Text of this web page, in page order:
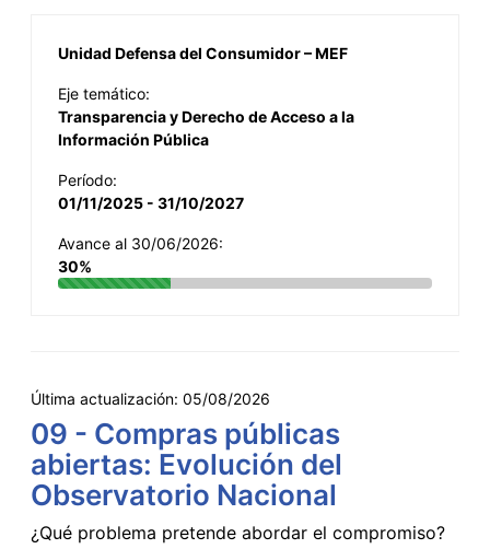
Unidad Defensa del Consumidor – MEF
Eje temático:
Transparencia y Derecho de Acceso a la
Información Pública
Período:
01/11/2025 - 31/10/2027
Avance al 30/06/2026:
30%
Última actualización: 05/08/2026
09 - Compras públicas
abiertas: Evolución del
Observatorio Nacional
¿Qué problema pretende abordar el compromiso?